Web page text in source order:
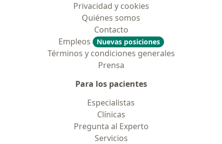
Privacidad y cookies
Quiénes somos
Contacto
Empleos
Nuevas posiciones
Términos y condiciones generales
Prensa
Para los pacientes
Especialistas
Clínicas
Pregunta al Experto
Servicios